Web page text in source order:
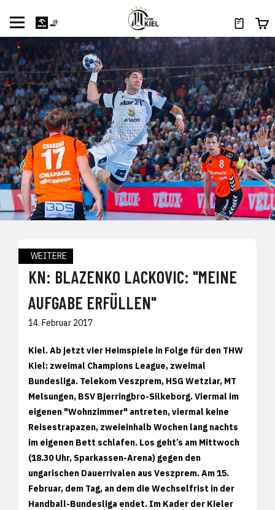
WEITERE
KN: BLAZENKO LACKOVIC: "MEINE
AUFGABE ERFÜLLEN"
14. Februar 2017
Kiel. Ab jetzt vier Heimspiele in Folge für den THW
Kiel: zweimal Champions League, zweimal
Bundesliga. Telekom Veszprem, HSG Wetzlar, MT
Melsungen, BSV Bjerringbro-Silkeborg. Viermal im
eigenen "Wohnzimmer" antreten, viermal keine
Reisestrapazen, zweieinhalb Wochen lang nachts
im eigenen Bett schlafen. Los geht’s am Mittwoch
(18.30 Uhr, Sparkassen-Arena) gegen den
ungarischen Dauerrivalen aus Veszprem. Am 15.
Februar, dem Tag, an dem die Wechselfrist in der
Handball-Bundesliga endet. Im Kader der Kieler